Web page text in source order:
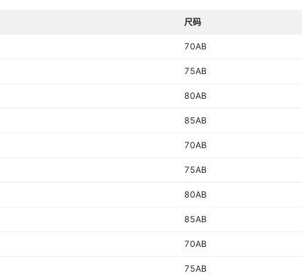
尺码
70AB
75AB
80AB
85AB
70AB
75AB
80AB
85AB
70AB
75AB